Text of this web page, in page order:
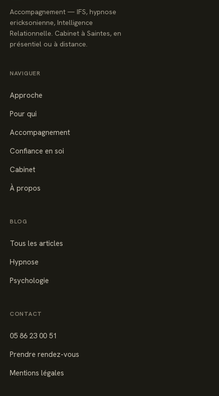
Accompagnement — IFS, hypnose
ericksonienne, Intelligence
Relationnelle. Cabinet à Saintes, en
présentiel ou à distance.
NAVIGUER
Approche
Pour qui
Accompagnement
Confiance en soi
Cabinet
À propos
BLOG
Tous les articles
Hypnose
Psychologie
CONTACT
05 86 23 00 51
Prendre rendez-vous
Mentions légales